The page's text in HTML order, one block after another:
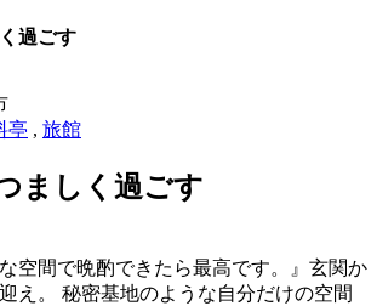
過ごす
亭 , 旅館
ましく過ごす
空間で晩酌できたら最高です。』玄関か
え。 秘密基地のような自分だけの空間